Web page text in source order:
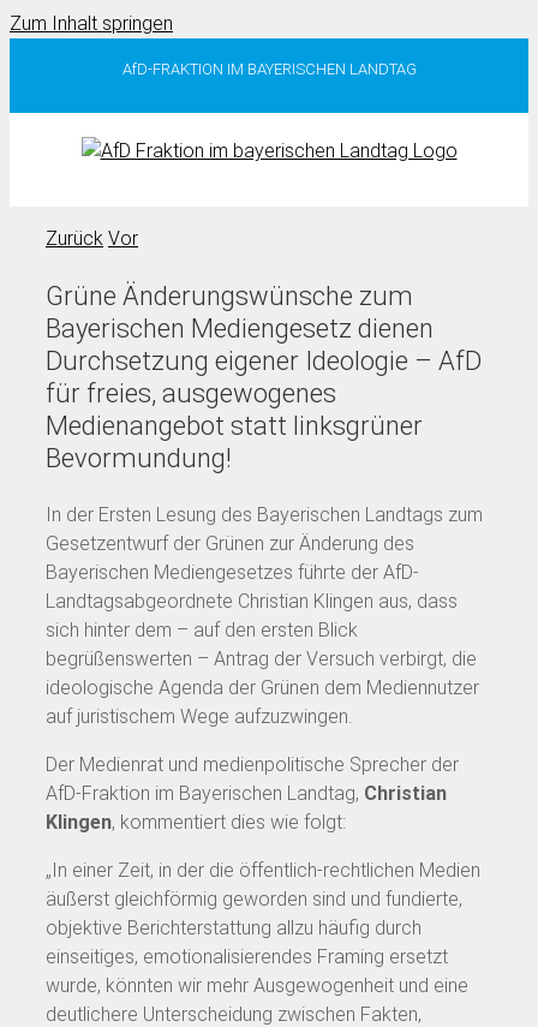
Zum Inhalt springen
AfD-FRAKTION IM BAYERISCHEN LANDTAG
Zurück Vor
Grüne Änderungswünsche zum
Bayerischen Mediengesetz dienen
Durchsetzung eigener Ideologie – AfD
für freies, ausgewogenes
Medienangebot statt linksgrüner
Bevormundung!
In der Ersten Lesung des Bayerischen Landtags zum
Gesetzentwurf der Grünen zur Änderung des
Bayerischen Mediengesetzes führte der AfD-
Landtagsabgeordnete Christian Klingen aus, dass
sich hinter dem – auf den ersten Blick
begrüßenswerten – Antrag der Versuch verbirgt, die
ideologische Agenda der Grünen dem Mediennutzer
auf juristischem Wege aufzuzwingen.
Der Medienrat und medienpolitische Sprecher der
AfD-Fraktion im Bayerischen Landtag, Christian
Klingen, kommentiert dies wie folgt:
„In einer Zeit, in der die öffentlich-rechtlichen Medien
äußerst gleichförmig geworden sind und fundierte,
objektive Berichterstattung allzu häufig durch
einseitiges, emotionalisierendes Framing ersetzt
wurde, könnten wir mehr Ausgewogenheit und eine
deutlichere Unterscheidung zwischen Fakten,